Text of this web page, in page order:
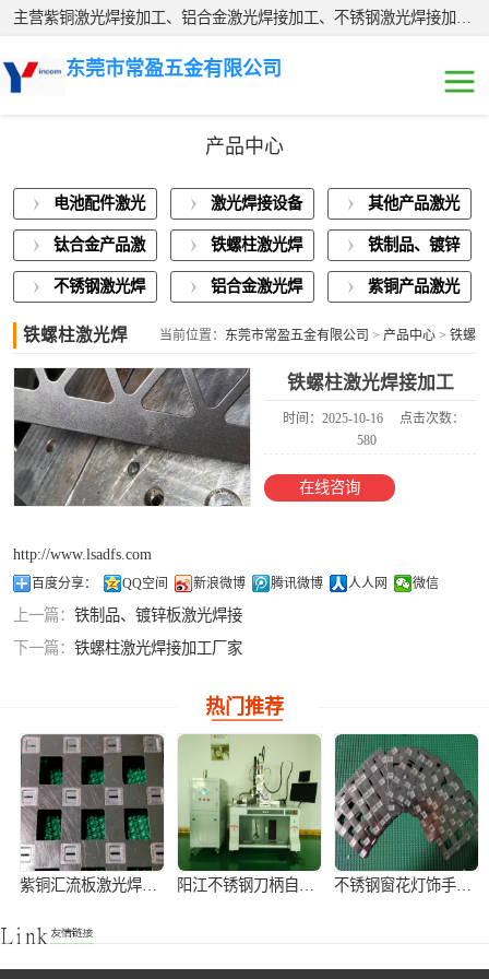
东莞市常盈五金有限公司
产品中心
电池配件激光
焊接
激光焊接设备
展示
其他产品激光
焊接
钛合金产品激
光焊接
铁螺柱激光焊
接加工
铁制品、镀锌
板激光焊接
不锈钢激光焊
铝合金激光焊
紫铜产品激光
铁螺柱激光焊
当前位置： 东莞市常盈五金有限公司 > 产品中心 > 铁螺
铁螺柱激光焊接加工
时间：2025-10-16
点击次数：
580
在线咨询
http://www.lsadfs.com
百度分享： QQ空间 新浪微博 腾讯微博 人人网 微信
上一篇： 铁制品、镀锌板激光焊接
下一篇： 铁螺柱激光焊接加工厂家
热门推荐
接
激光焊接设备展
示
其他产品激光焊
焊接
铁螺柱激光焊接
加工
铁制品、镀锌板
激光焊接
不锈钢激光焊接
紫铜产品激光焊